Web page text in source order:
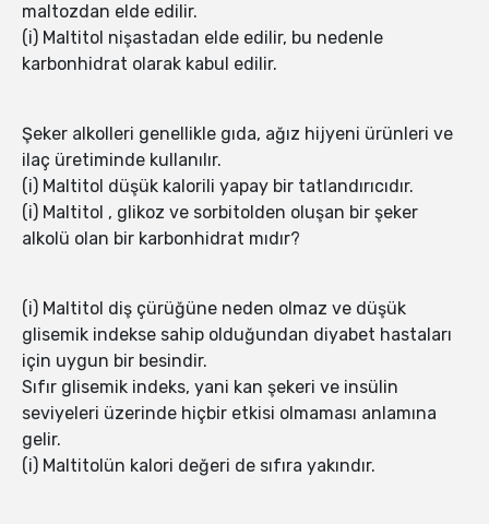
maltozdan elde edilir.
(i) Maltitol nişastadan elde edilir, bu nedenle
karbonhidrat olarak kabul edilir.
Şeker alkolleri genellikle gıda, ağız hijyeni ürünleri ve
ilaç üretiminde kullanılır.
(i) Maltitol düşük kalorili yapay bir tatlandırıcıdır.
(i) Maltitol , glikoz ve sorbitolden oluşan bir şeker
alkolü olan bir karbonhidrat mıdır?
(i) Maltitol diş çürüğüne neden olmaz ve düşük
glisemik indekse sahip olduğundan diyabet hastaları
için uygun bir besindir.
Sıfır glisemik indeks, yani kan şekeri ve insülin
seviyeleri üzerinde hiçbir etkisi olmaması anlamına
gelir.
(i) Maltitolün kalori değeri de sıfıra yakındır.